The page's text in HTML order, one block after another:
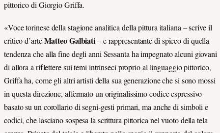
pittorico di Giorgio Griffa.
«Voce torinese della stagione analitica della pittura italiana – scrive il
critico d’arteMatteo Galbiati– e rappresentante di spicco di quella
tendenza che alla fine degli anni Sessanta ha impegnato alcuni giovani
di allora a riflettere sui temi intrinseci proprio al linguaggio pittorico,
Griffa ha, come gli altri artisti della sua generazione che si sono mossi
in questa direzione, affermato un originalissimo codice espressivo
basato su un corollario di segni-gesti primari, ma anche di simboli e
codici, che lasciano sospesa la scrittura pittorica nel vuoto della tela